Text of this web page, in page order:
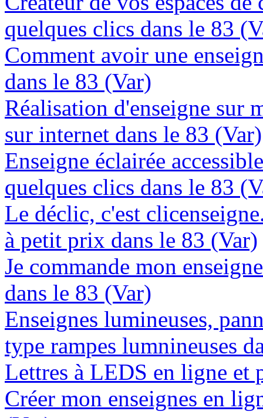
quelques clics dans le 83
Comment avoir une
dans le 83 (Var)
Réalisation d'enseigne sur
sur internet dans le 83 (Var)
Enseigne éclairée
quelques clics dans le 83
Le déclic, c'est
à petit prix dans le 83 (Var)
Je commande mon
dans le 83 (Var)
Enseignes lumineuses,
type rampes lumnineuses
Lettres à LEDS en ligne et
Créer mon enseignes en